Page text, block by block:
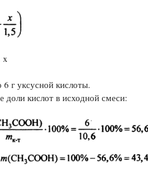
x
г уксусной кислоты.
доли кислот в исходной смеси: